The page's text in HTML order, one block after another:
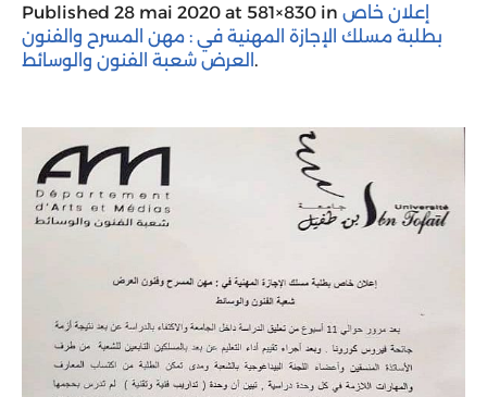
Published 28 mai 2020 at 581×830 in إعلان خاص
بطلبة مسلك الإجازة المهنية في : مهن المسرح والفنون
العرض شعبة الفنون والوسائط .